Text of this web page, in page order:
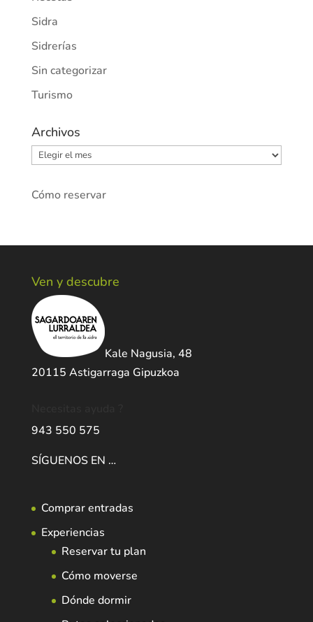
Sidra
Sidrerías
Sin categorizar
Turismo
Archivos
Archivos
Cómo reservar
Ven y descubre
Kale Nagusia, 48
20115 Astigarraga Gipuzkoa
943 550 575
SÍGUENOS EN …
Comprar entradas
Experiencias
Reservar tu plan
Cómo moverse
Dónde dormir